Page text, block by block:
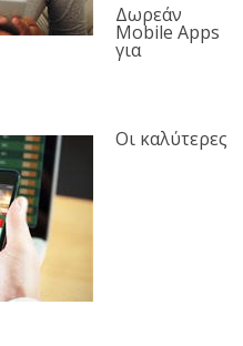
Δωρεάν
Mobile Apps
για
Οι καλύτερες